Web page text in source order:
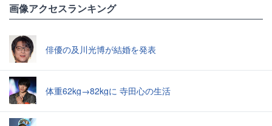
画像アクセスランキング
俳優の及川光博が結婚を発表
体重62kg→82kgに 寺田心の生活